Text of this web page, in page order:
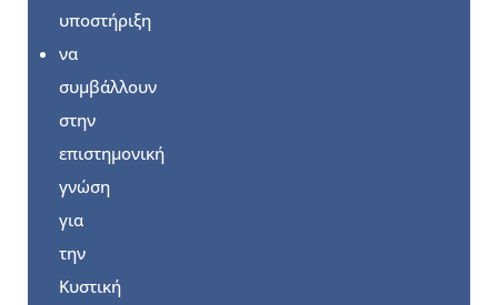
υποστήριξη
να
συμβάλλουν
στην
επιστημονική
γνώση
για
την
Κυστική